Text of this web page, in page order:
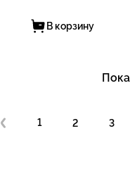
В корзину
1 2 3